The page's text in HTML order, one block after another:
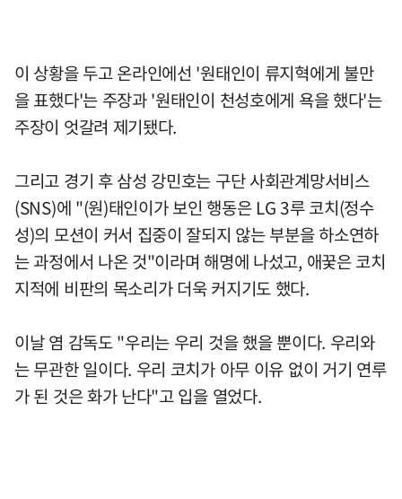
이 상황을 두고 온라인에선 '원태인이 류지혁에게 불만
을 표했다'는 주장과 '원태인이 천성호에게 욕을 했다'는
주장이 엇갈려 제기됐다.
그리고 경기 후 삼성 강민호는 구단 사회관계망서비스
(SNS)에 "(원)태인이가 보인 행동은 LG 3루 코치(정수
성)의 모션이 커서 집중이 잘되지 않는 부분을 하소연하
는 과정에서 나온 것"이라며 해명에 나섰고, 애꿎은 코치
지적에 비판의 목소리가 더욱 커지기도 했다.
이날 염 감독도 "우리는 우리 것을 했을 뿐이다. 우리와
는 무관한 일이다. 우리 코치가 아무 이유 없이 거기 연루
가 된 것은 화가 난다"고 입을 열었다.